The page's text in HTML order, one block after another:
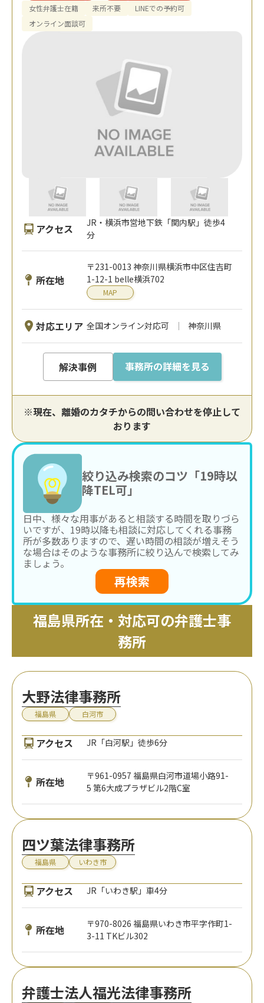
女性弁護士在籍 来所不要
LINEでの予約可
オンライン面談可
アクセス
JR・横浜市営地下鉄「関内駅」徒歩4
分
所在地
〒231-0013 神奈川県横浜市中区住吉町
1-12-1 belle横浜702
MAP
対応エリア 全国オンライン対応可 神奈川県
解決事例 事務所の詳細を見る
※現在、離婚のカタチからの問い合わせを停止して
おります
絞り込み検索のコツ「19時以
降TEL可」
日中、様々な用事があると相談する時間を取りづら
いですが、19時以降も相談に対応してくれる事務
所が多数ありますので、遅い時間の相談が増えそう
な場合はそのような事務所に絞り込んで検索してみ
ましょう。
再検索
福島県所在・対応可の弁護士事
務所
大野法律事務所
福島県 白河市
アクセス JR「白河駅」徒歩6分
所在地
〒961-0957 福島県白河市道場小路91-
5 第6大成プラザビル2階C室
四ツ葉法律事務所
福島県 いわき市
アクセス JR「いわき駅」車4分
所在地
〒970-8026 福島県いわき市平字作町1-
3-11 TKビル302
弁護士法人福光法律事務所